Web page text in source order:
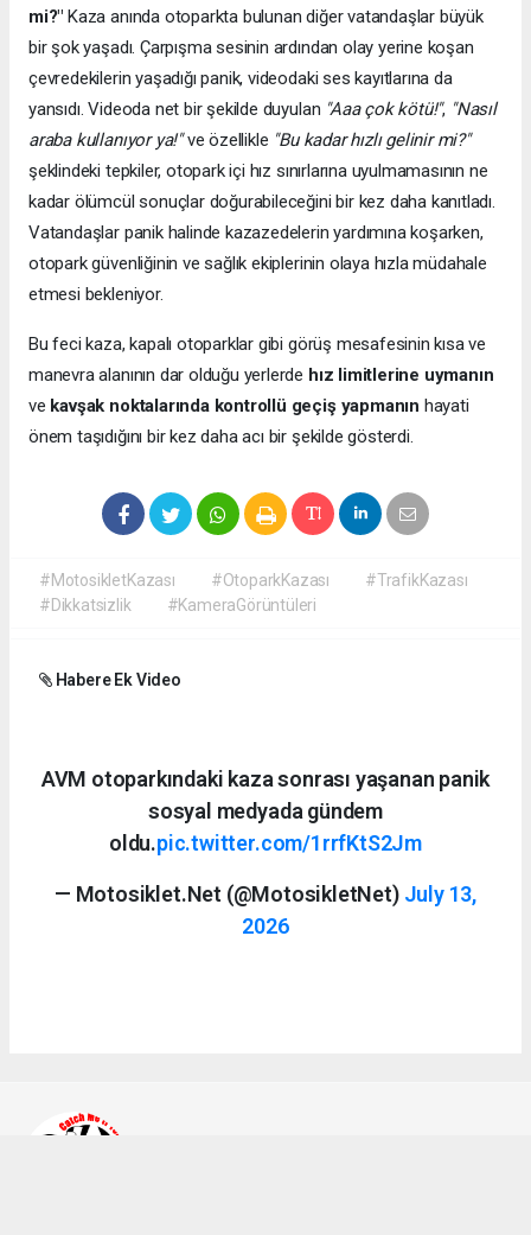
mi?" Kaza anında otoparkta bulunan diğer vatandaşlar büyük
bir şok yaşadı. Çarpışma sesinin ardından olay yerine koşan
çevredekilerin yaşadığı panik, videodaki ses kayıtlarına da
yansıdı. Videoda net bir şekilde duyulan "Aaa çok kötü!", "Nasıl
araba kullanıyor ya!"ve özellikle "Bu kadar hızlı gelinir mi?"
şeklindeki tepkiler, otopark içi hız sınırlarına uyulmamasının ne
kadar ölümcül sonuçlar doğurabileceğini bir kez daha kanıtladı.
Vatandaşlar panik halinde kazazedelerin yardımına koşarken,
otopark güvenliğinin ve sağlık ekiplerinin olaya hızla müdahale
etmesi bekleniyor.
Bu feci kaza, kapalı otoparklar gibi görüş mesafesinin kısa ve
manevra alanının dar olduğu yerlerde hız limitlerine uymanın
ve kavşak noktalarında kontrollü geçiş yapmanın hayati
önem taşıdığını bir kez daha acı bir şekilde gösterdi.
#MotosikletKazası #OtoparkKazası
#TrafikKazası
#Dikkatsizlik
#KameraGörüntüleri
Habere Ek Video
AVM otoparkındaki kaza sonrası yaşanan panik
sosyal medyada gündem
oldu.pic.twitter.com/1rrfKtS2Jm
— Motosiklet.Net (@MotosikletNet) July 13,
2026